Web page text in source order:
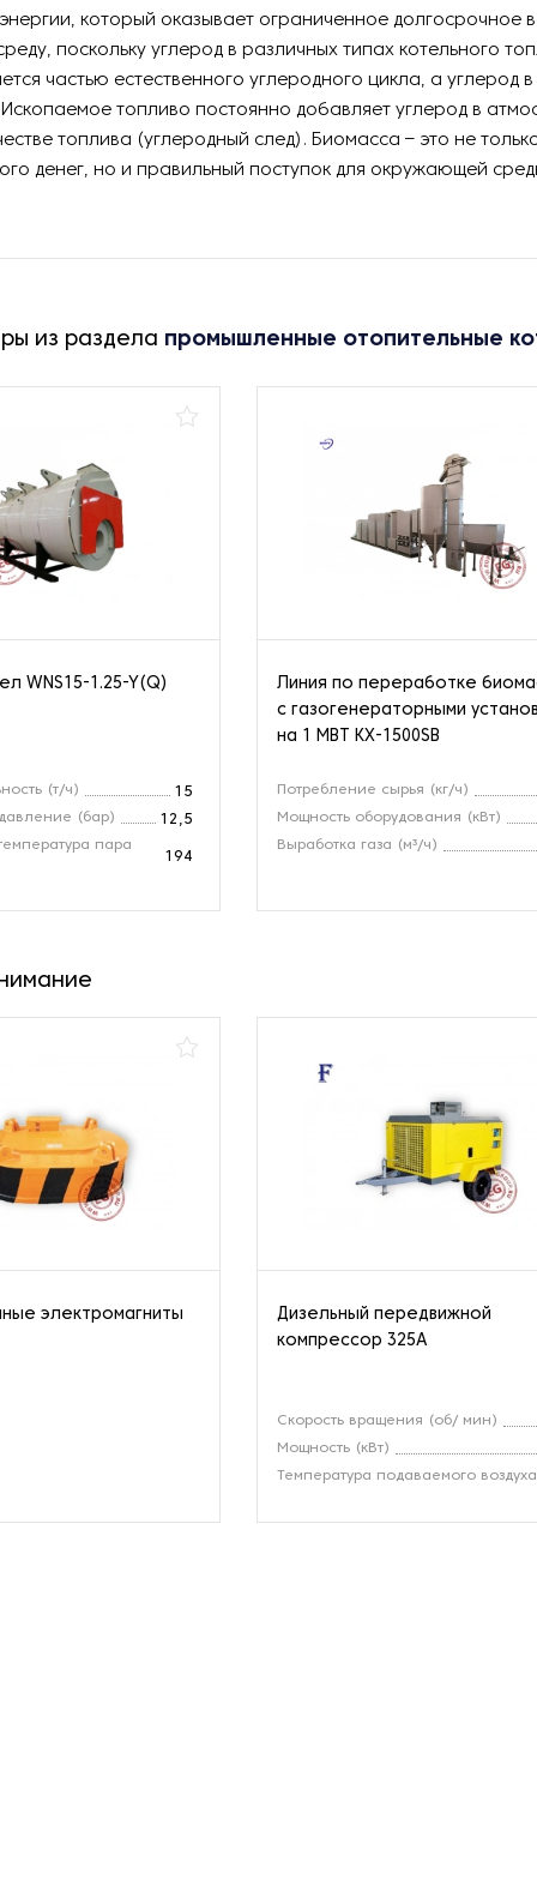
который оказывает ограниченное долгосрочное
поскольку углерод в различных типах котельного
частью естественного углеродного цикла, а углерод
Ископаемое топливо постоянно добавляет углерод в
топлива (углеродный след). Биомасса – это не
денег, но и правильный поступок для окружающей
из раздела промышленные отопительные
WNS15-1.25-Y(Q)
(т/ч)
15
(бар)
12,5
пара
194
Линия по переработке
с газогенераторными
на 1 МВТ KX-1500SB
Потребление сырья (кг/ч)
Мощность оборудования (кВт)
Выработка газа (м³/ч)
электромагниты
Дизельный передвижной
компрессор 325A
Скорость вращения (об/ мин)
Мощность (кВт)
Температура подаваемого воздуха